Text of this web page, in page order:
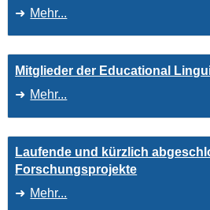
Mehr...
Mitglieder der Educational
Mehr...
Laufende und kürzlich
Forschungsprojekte
Mehr...